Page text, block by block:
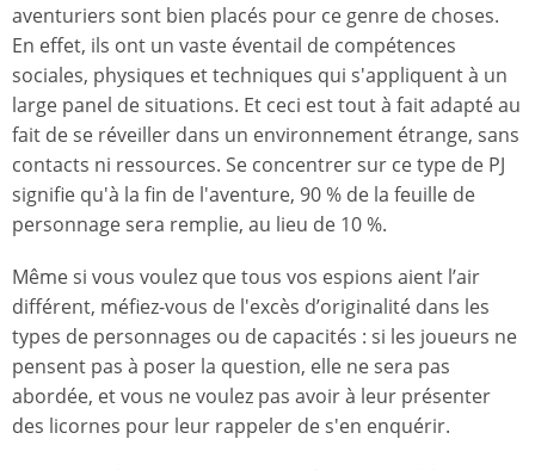
aventuriers sont bien placés pour ce genre de choses.
En effet, ils ont un vaste éventail de compétences
sociales, physiques et techniques qui s'appliquent à un
large panel de situations. Et ceci est tout à fait adapté au
fait de se réveiller dans un environnement étrange, sans
contacts ni ressources. Se concentrer sur ce type de PJ
signifie qu'à la fin de l'aventure, 90 % de la feuille de
personnage sera remplie, au lieu de 10 %.
Même si vous voulez que tous vos espions aient l’air
différent, méfiez-vous de l'excès d’originalité dans les
types de personnages ou de capacités : si les joueurs ne
pensent pas à poser la question, elle ne sera pas
abordée, et vous ne voulez pas avoir à leur présenter
des licornes pour leur rappeler de s'en enquérir.